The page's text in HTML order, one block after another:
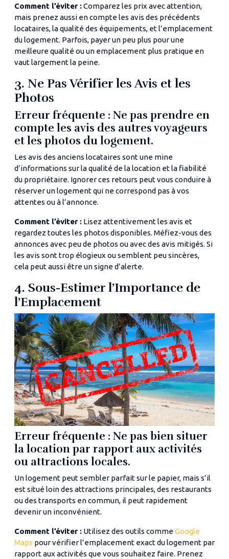
Comment l’éviter :Comparez les prix avec attention,
mais prenez aussi en compte les avis des précédents
locataires, la qualité des équipements, et l’emplacement
du logement. Parfois, payer un peu plus pour une
meilleure qualité ou un emplacement plus pratique en
vaut largement la peine.
3. Ne Pas Vérifier les Avis et les
Photos
Erreur fréquente : Ne pas prendre en
compte les avis des autres voyageurs
et les photos du logement.
Les avis des anciens locataires sont une mine
d’informations sur la qualité de la location et la fiabilité
du propriétaire. Ignorer ces retours peut vous conduire à
réserver un logement qui ne correspond pas à vos
attentes ou à l’annonce.
Comment l’éviter : Lisez attentivement les avis et
regardez toutes les photos disponibles. Méfiez-vous des
annonces avec peu de photos ou avec des avis mitigés. Si
les avis sont trop élogieux ou semblent peu sincères,
cela peut aussi être un signe d’alerte.
4. Sous-Estimer l’Importance de
l’Emplacement
Erreur fréquente : Ne pas bien situer
la location par rapport aux activités
ou attractions locales.
Un logement peut sembler parfait sur le papier, mais s’il
est situé loin des attractions principales, des restaurants
ou des transports en commun, il peut rapidement
devenir un inconvénient.
Comment l’éviter : Utilisez des outils commeGoogle
Maps pour vérifier l’emplacement exact du logement par
rapport aux activités que vous souhaitez faire. Prenez